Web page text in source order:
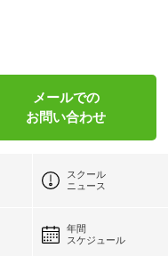
メールでの
お問い合わせ
スクール
ニュース
年間
スケジュール